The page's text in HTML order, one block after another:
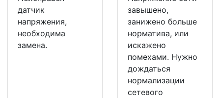
датчик
напряжения,
необходима
замена.
завышено,
занижено больше
норматива, или
искажено
помехами. Нужно
дождаться
нормализации
сетевого